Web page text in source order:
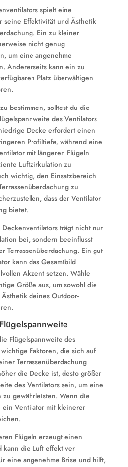
spielt eine
seine Effektivität und Ästhetik
Ein zu kleiner
nicht genug
um eine angenehme
Andererseits kann ein zu
Platz überwältigen
bestimmen, solltest du die
des Ventilators
Decke erfordert einen
Profiltiefe, während eine
mit längeren Flügeln
Luftzirkulation zu
wichtig, den Einsatzbereich
zu
dass der Ventilator
bietet.
trägt nicht nur
bei, sondern beeinflusst
Terrassenüberdachung. Ein gut
kann das Gesamtbild
Akzent setzen. Wähle
Größe aus, um sowohl die
deines Outdoor-
Flügelspannweite des
Faktoren, die sich auf
Terrassenüberdachung
die Decke ist, desto größer
des Ventilators sein, um eine
gewährleisten. Wenn die
ein Ventilator mit kleinerer
Flügeln erzeugt einen
kann die Luft effektiver
eine angenehme Brise und hilft,